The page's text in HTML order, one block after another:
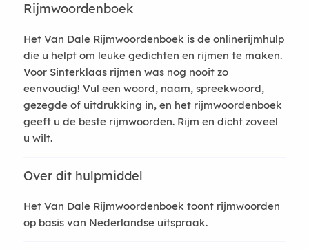
Rijmwoordenboek
Het Van Dale Rijmwoordenboek is de onlinerijmhulp
die u helpt om leuke gedichten en rijmen te maken.
Voor Sinterklaas rijmen was nog nooit zo
eenvoudig! Vul een woord, naam, spreekwoord,
gezegde of uitdrukking in, en het rijmwoordenboek
geeft u de beste rijmwoorden. Rijm en dicht zoveel
u wilt.
Over dit hulpmiddel
Het Van Dale Rijmwoordenboek toont rijmwoorden
op basis van Nederlandse uitspraak.